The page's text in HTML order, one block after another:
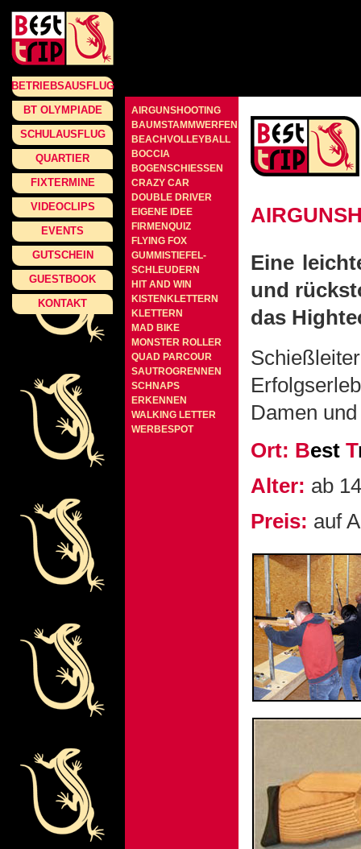
BETRIEBSAUSFLUG
BT OLYMPIADE
SCHULAUSFLUG
QUARTIER
FIXTERMINE
VIDEOCLIPS
EVENTS
GUTSCHEIN
GUESTBOOK
KONTAKT
AIRGUNSHOOTING
BAUMSTAMMWERFEN
BEACHVOLLEYBALL
BOCCIA
BOGENSCHIESSEN
CRAZY CAR
DOUBLE DRIVER
EIGENE IDEE
FIRMENQUIZ
FLYING FOX
GUMMISTIEFEL-
SCHLEUDERN
HIT AND WIN
KISTENKLETTERN
KLETTERN
MAD BIKE
MONSTER ROLLER
QUAD PARCOUR
SAUTROGRENNEN
SCHNAPS
ERKENNEN
WALKING LETTER
WERBESPOT
Eine
und
das
Damen
Ort: Best T
Alter: ab
Preis: auf